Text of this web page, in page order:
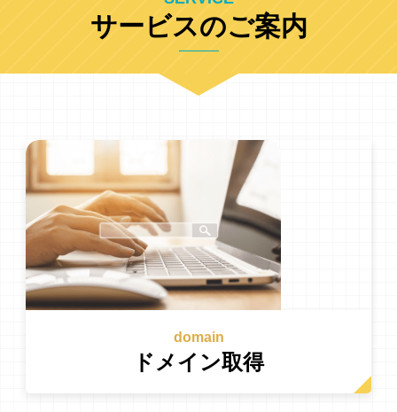
サービスのご案内
domain
ドメイン取得